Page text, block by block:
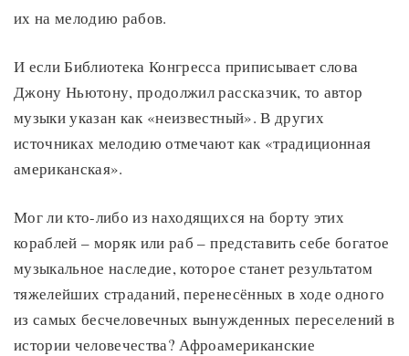
их на мелодию рабов.
И если Библиотека Конгресса приписывает слова
Джону Ньютону, продолжил рассказчик, то автор
музыки указан как «неизвестный». В других
источниках мелодию отмечают как «традиционная
американская».
Мог ли кто-либо из находящихся на борту этих
кораблей – моряк или раб – представить себе богатое
музыкальное наследие, которое станет результатом
тяжелейших страданий, перенесённых в ходе одного
из самых бесчеловечных вынужденных переселений в
истории человечества? Афроамериканские